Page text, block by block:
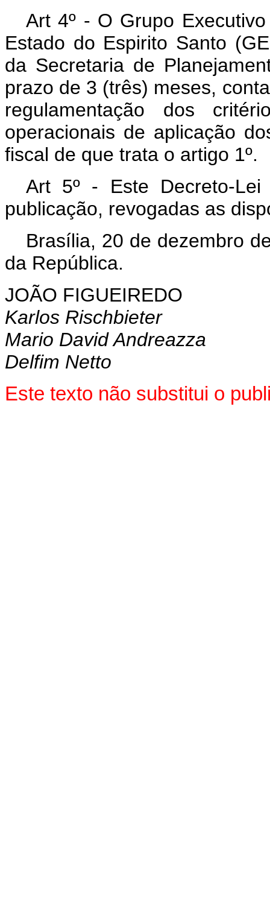
Art 4º - O Grupo
Estado do Espirito Santo
da Secretaria de
prazo de 3 (três) meses,
regulamentação dos
operacionais de aplicação
fiscal de que trata o artigo 1º.
Art 5º - Este Decreto-
publicação, revogadas as
Brasília, 20 de dezembro
da República.
JOÃO FIGUEIREDO
Karlos Rischbieter
Mario David Andreazza
Delfim Netto
Este texto não substitui o